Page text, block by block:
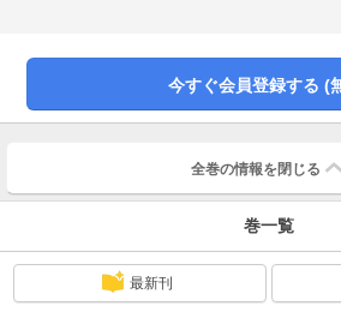
ルを用いた採集シーンも魅力満載。鉱物学を修め
今すぐ会員登録する (
全巻の情報を 閉じる
巻一覧
最新刊